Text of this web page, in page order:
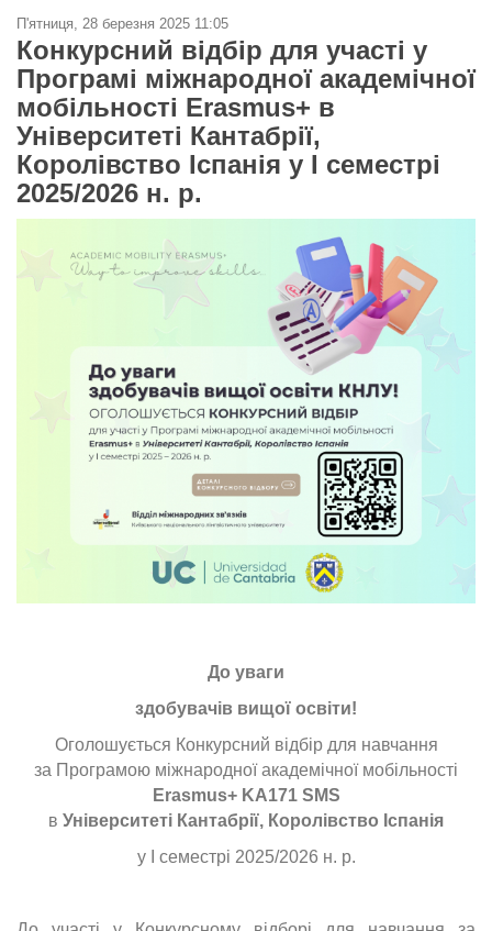
П'ятниця, 28 березня 2025 11:05
Конкурсний відбір для участі у
Програмі міжнародної академічної
мобільності Erasmus+ в
Університеті Кантабрії,
Королівство Іспанія у І семестрі
2025/2026 н. р.
До уваги
здобувачів вищої освіти!
Оголошується Конкурсний відбір для навчання
за Програмою міжнародної академічної мобільності
Erasmus+ KA171 SMS
в Університеті Кантабрії, Королівство Іспанія
у І семестрі 2025/2026 н. р.